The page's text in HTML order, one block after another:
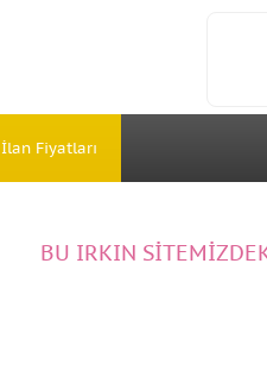
İlan Fiyatları
BU IRKIN